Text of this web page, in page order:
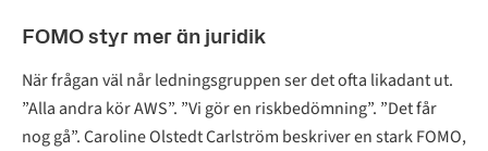
FOMO styr mer än juridik
När frågan väl når ledningsgruppen ser det ofta likadant ut.
”Alla andra kör AWS”. ”Vi gör en riskbedömning”. ”Det får
nog gå”. Caroline Olstedt Carlström beskriver en stark FOMO,